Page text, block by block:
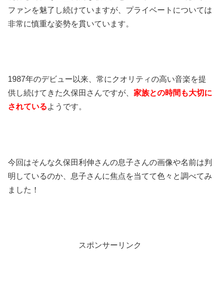
ファンを魅了し続けていますが、プライベートについては
非常に慎重な姿勢を貫いています。
1987年のデビュー以来、常にクオリティの高い音楽を提
供し続けてきた久保田さんですが、 家族との時間も大切に
されているようです。
今回はそんな久保田利伸さんの息子さんの画像や名前は判
明しているのか、息子さんに焦点を当てて色々と調べてみ
ました！
スポンサーリンク